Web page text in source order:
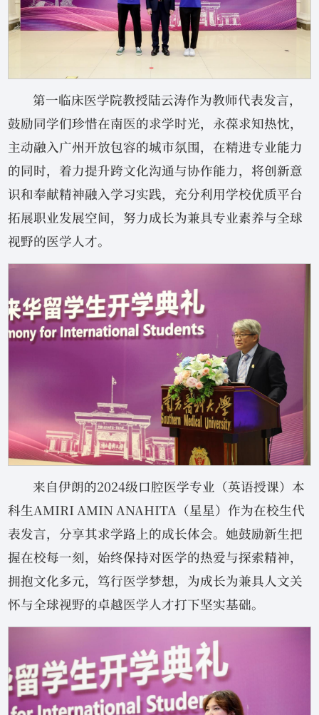
第一临床医学院教授陆云涛作为教师代表发言，
鼓励同学们珍惜在南医的求学时光，永葆求知热忱，
主动融入广州开放包容的城市氛围，在精进专业能力
的同时，着力提升跨文化沟通与协作能力，将创新意
识和奉献精神融入学习实践，充分利用学校优质平台
拓展职业发展空间，努力成长为兼具专业素养与全球
视野的医学人才。
来自伊朗的2024级口腔医学专业（英语授课）本
科生AMIRI AMIN ANAHITA（星星）作为在校生代
表发言，分享其求学路上的成长体会。她鼓励新生把
握在校每一刻，始终保持对医学的热爱与探索精神，
拥抱文化多元，笃行医学梦想，为成长为兼具人文关
怀与全球视野的卓越医学人才打下坚实基础。